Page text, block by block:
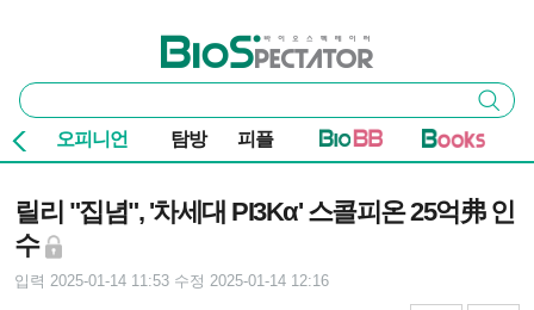
바이오스펙테이터
통
합
검
색
검색
오피니언 탐방 피플
릴리 "집념", '차세대 PI3Kα' 스콜피온 25억弗 인
수
입력 2025-01-14 11:53 수정 2025-01-14 12:16